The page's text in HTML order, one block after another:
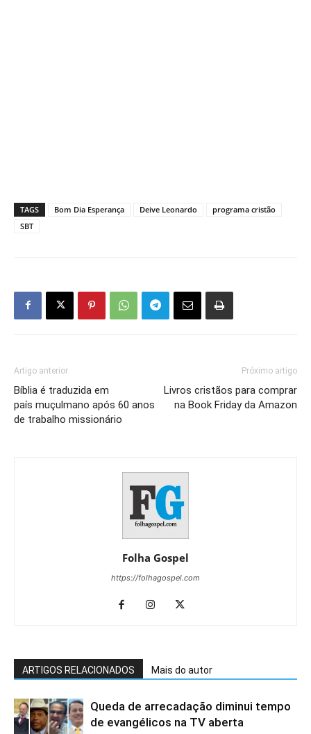
TAGS Bom Dia Esperança Deive Leonardo
programa cristão
SBT
Artigo anterior
Bíblia é traduzida em
país muçulmano após 60 anos
de trabalho missionário
Próximo artigo
Livros cristãos para comprar
na Book Friday da Amazon
Folha Gospel
https://folhagospel.com
ARTIGOS RELACIONADOS Mais do autor
Queda de arrecadação diminui tempo
de evangélicos na TV aberta